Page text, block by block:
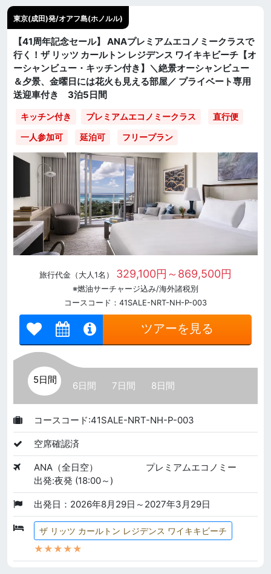
東京(成田)発/オアフ島(ホノルル)
【41周年記念セール】 ANAプレミアムエコノミークラスで
行く！ザ リッツ カールトン レジデンス ワイキキビーチ【オ
ーシャンビュー・キッチン付き】＼絶景オーシャンビュー
＆夕景、金曜日には花火も見える部屋／ プライベート専用
送迎車付き 3泊5日間
キッチン付き プレミアムエコノミークラス 直行便
一人参加可 延泊可 フリープラン
旅行代金（大人1名） 329,100円～869,500円
※燃油サーチャージ込み/海外諸税別
コースコード：41SALE-NRT-NH-P-003
ツアーを見る
5日間
6日間 7日間 8日間
コースコード:41SALE-NRT-NH-P-003
空席確認済
ANA（全日空）
プレミアムエコノミー
出発:夜発 (18:00～)
出発日：2026年8月29日～2027年3月29日
ザ リッツ カールトン レジデンス ワイキキビーチ
★★★★★